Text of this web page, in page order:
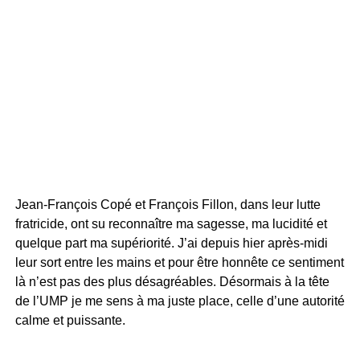
Jean-François Copé et François Fillon, dans leur lutte
fratricide, ont su reconnaître ma sagesse, ma lucidité et
quelque part ma supériorité. J’ai depuis hier après-midi
leur sort entre les mains et pour être honnête ce sentiment
là n’est pas des plus désagréables. Désormais à la tête
de l’UMP je me sens à ma juste place, celle d’une autorité
calme et puissante.